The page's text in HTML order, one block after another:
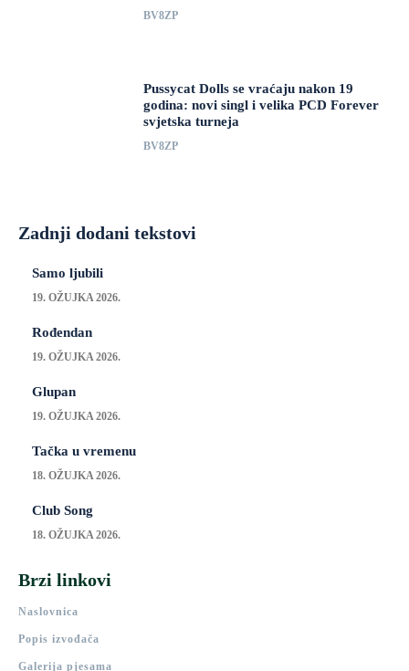
BV8ZP
Pussycat Dolls se vraćaju nakon 19
godina: novi singl i velika PCD Forever
svjetska turneja
BV8ZP
Zadnji dodani tekstovi
Samo ljubili
19. OŽUJKA 2026.
Rođendan
19. OŽUJKA 2026.
Glupan
19. OŽUJKA 2026.
Tačka u vremenu
18. OŽUJKA 2026.
Club Song
18. OŽUJKA 2026.
Brzi linkovi
Naslovnica
Popis izvođača
Galerija pjesama